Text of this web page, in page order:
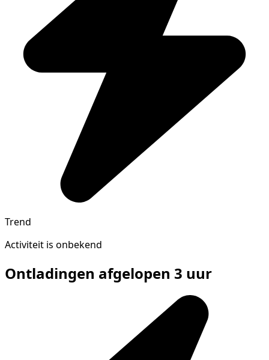
Trend
Activiteit is onbekend
Ontladingen afgelopen 3 uur